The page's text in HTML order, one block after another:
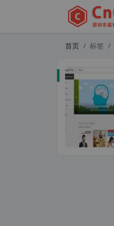
首页 标签